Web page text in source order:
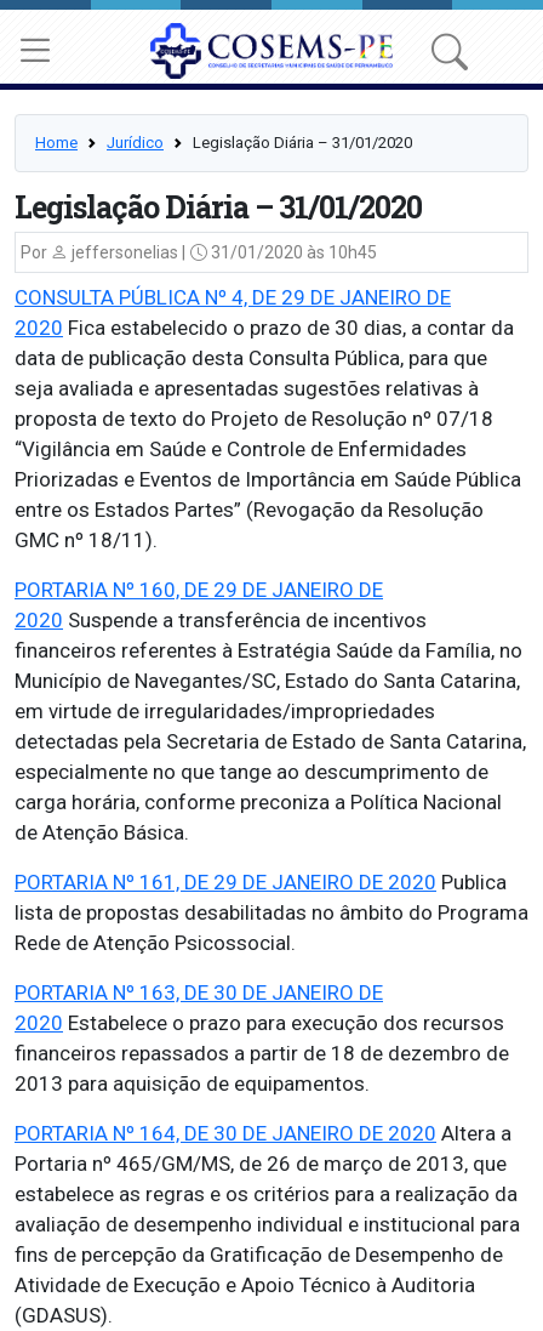
Home Jurídico Legislação Diária – 31/01/2020
Legislação Diária – 31/01/2020
Por jeffersonelias | 31/01/2020 às 10h45
CONSULTA PÚBLICA Nº 4, DE 29 DE JANEIRO DE
2020 Fica estabelecido o prazo de 30 dias, a contar da
data de publicação desta Consulta Pública, para que
seja avaliada e apresentadas sugestões relativas à
proposta de texto do Projeto de Resolução nº 07/18
“Vigilância em Saúde e Controle de Enfermidades
Priorizadas e Eventos de Importância em Saúde Pública
entre os Estados Partes” (Revogação da Resolução
GMC nº 18/11).
PORTARIA Nº 160, DE 29 DE JANEIRO DE
2020 Suspende a transferência de incentivos
financeiros referentes à Estratégia Saúde da Família, no
Município de Navegantes/SC, Estado do Santa Catarina,
em virtude de irregularidades/impropriedades
detectadas pela Secretaria de Estado de Santa Catarina,
especialmente no que tange ao descumprimento de
carga horária, conforme preconiza a Política Nacional
de Atenção Básica.
PORTARIA Nº 161, DE 29 DE JANEIRO DE 2020 Publica
lista de propostas desabilitadas no âmbito do Programa
Rede de Atenção Psicossocial.
PORTARIA Nº 163, DE 30 DE JANEIRO DE
2020 Estabelece o prazo para execução dos recursos
financeiros repassados a partir de 18 de dezembro de
2013 para aquisição de equipamentos.
PORTARIA Nº 164, DE 30 DE JANEIRO DE 2020 Altera a
Portaria nº 465/GM/MS, de 26 de março de 2013, que
estabelece as regras e os critérios para a realização da
avaliação de desempenho individual e institucional para
fins de percepção da Gratificação de Desempenho de
Atividade de Execução e Apoio Técnico à Auditoria
(GDASUS).